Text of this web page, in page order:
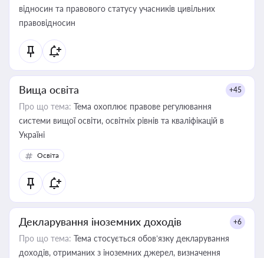
відносин та правового статусу учасників цивільних
правовідносин
Вища освіта +45
Про що тема: Тема охоплює правове регулювання
системи вищої освіти, освітніх рівнів та кваліфікацій в
Україні
Освіта
Декларування іноземних доходів +6
Про що тема: Тема стосується обов’язку декларування
доходів, отриманих з іноземних джерел, визначення